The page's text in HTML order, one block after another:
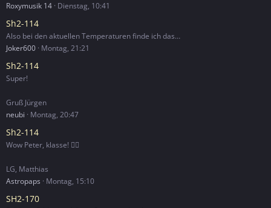
Roxymusik 14 Dienstag, 10:41
Sh2-114
Also bei den aktuellen Temperaturen finde ich das…
Joker600 Montag, 21:21
Sh2-114
Super!
Gruß Jürgen
neubi
Montag, 20:47
Sh2-114
Wow Peter, klasse! 👌🏻
LG, Matthias
Astropaps
Montag, 15:10
SH2-170